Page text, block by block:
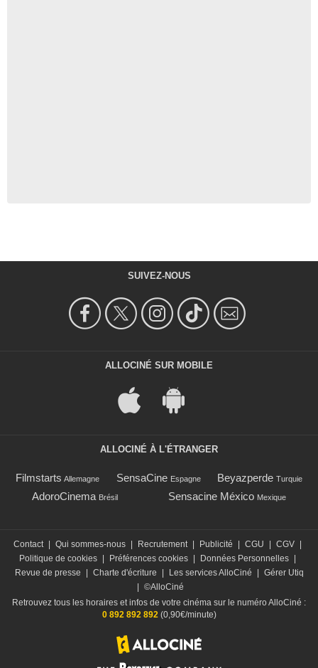
SUIVEZ-NOUS
ALLOCINÉ SUR MOBILE
ALLOCINÉ À L'ÉTRANGER
Filmstarts Allemagne SensaCine Espagne Beyazperde Turquie
AdoroCinema Brésil Sensacine México Mexique
Contact Qui sommes-nous Recrutement Publicité CGU CGV
Politique de cookies
Préférences cookies Données Personnelles
Revue de presse
Charte d'écriture Les services AlloCiné
Gérer Utiq
©AlloCiné
Retrouvez tous les horaires et infos de votre cinéma sur le numéro AlloCiné :
0 892 892 892(0,90€/minute)